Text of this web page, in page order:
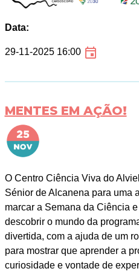
Data:
29-11-2025 16:00
MENTES EM AÇÃO!
O Centro Ciência Viva do
Sénior de Alcanena para uma
marcar a Semana da Ciência
descobrir o mundo da
divertida, com a ajuda de um
para mostrar que aprender a
curiosidade e vontade de